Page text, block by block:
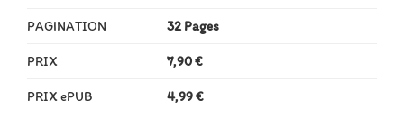
PAGINATION 32 Pages
PRIX 7,90 €
PRIX ePUB 4,99 €